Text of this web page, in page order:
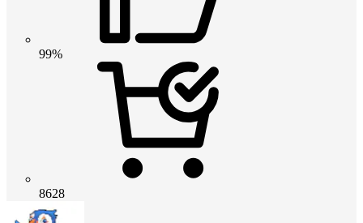
99%
8628